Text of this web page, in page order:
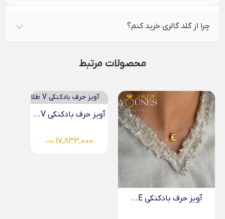
چرا از گلد گالری خرید کنم؟
محصولات مرتبط
آویز حرف بادکنکی V...
17,833,000 تومان
آویز حرف بادکنکی G...
20,934,000 تومان